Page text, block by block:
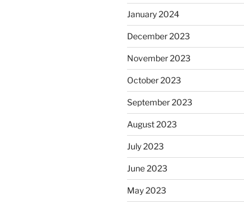
January 2024
December 2023
November 2023
October 2023
September 2023
August 2023
July 2023
June 2023
May 2023